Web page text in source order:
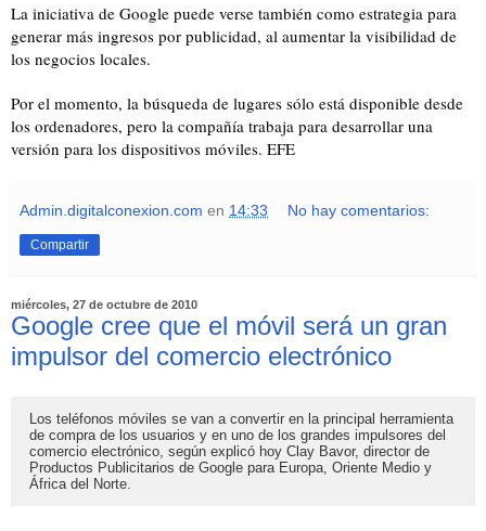
La iniciativa de Google puede verse también como estrategia para
generar más ingresos por publicidad, al aumentar la visibilidad de
los negocios locales.
Por el momento, la búsqueda de lugares sólo está disponible desde
los ordenadores, pero la compañía trabaja para desarrollar una
versión para los dispositivos móviles. EFE
Admin.digitalconexion.com en 14:33 No hay comentarios:
Compartir
miércoles, 27 de octubre de 2010
Google cree que el móvil será un gran
impulsor del comercio electrónico
Los teléfonos móviles se van a convertir en la principal herramienta
de compra de los usuarios y en uno de los grandes impulsores del
comercio electrónico, según explicó hoy Clay Bavor, director de
Productos Publicitarios de Google para Europa, Oriente Medio y
África del Norte.